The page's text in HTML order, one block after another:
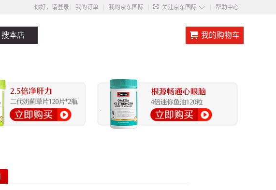
你好，请登录 我的订单 我的京东国际 关注京东国际 ◇ 帮助中心
搜本店 我的购物车